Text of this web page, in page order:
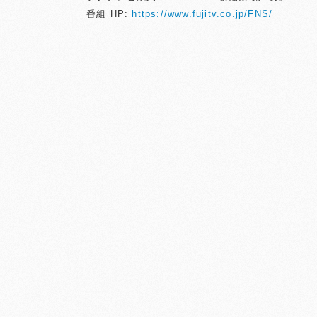
番組
HP: https://www.fujitv.co.jp/FNS/